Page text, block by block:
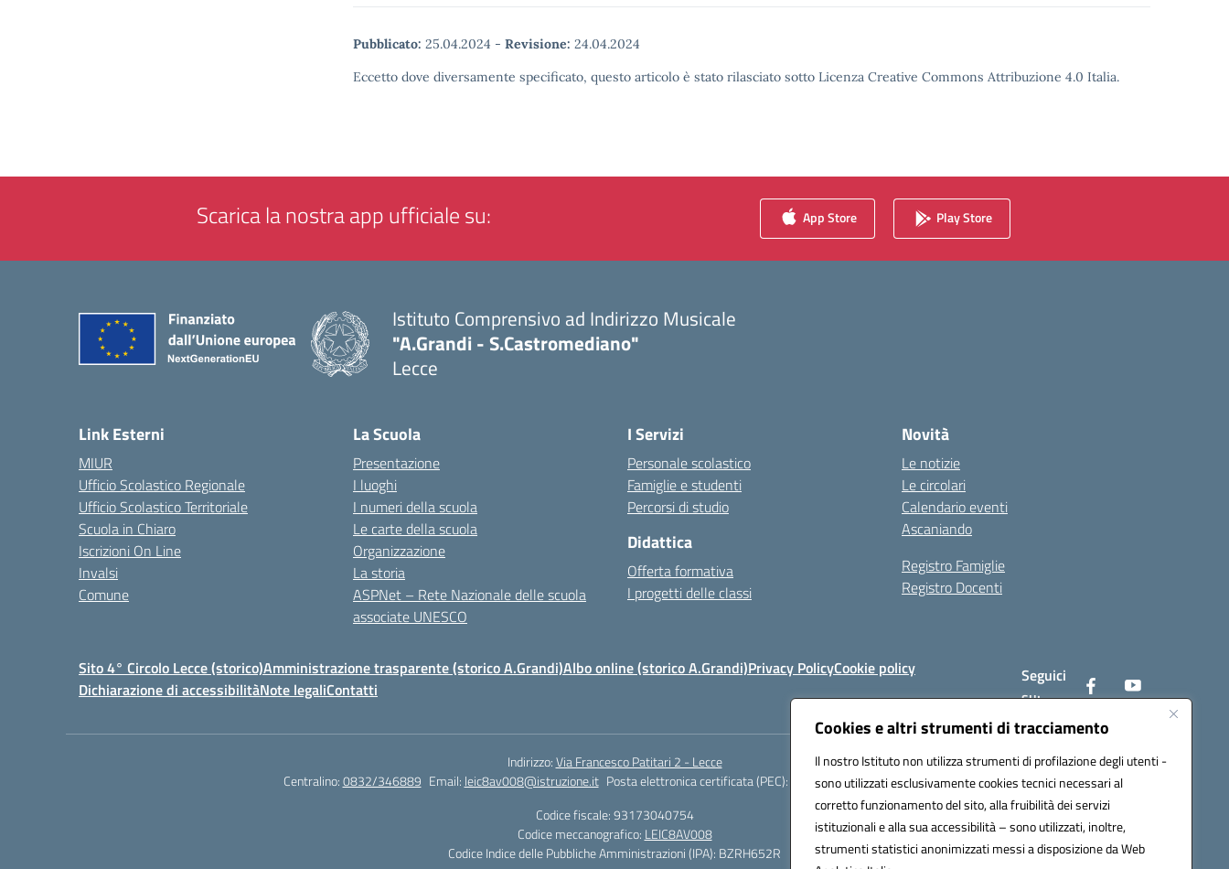
Cookies e altri strumenti di tracciamento
Il nostro Istituto non utilizza strumenti di profilazione degli utenti -
sono utilizzati esclusivamente cookies tecnici necessari al
corretto funzionamento del sito, alla fruibilità dei servizi
istituzionali e alla sua accessibilità – sono utilizzati, inoltre,
strumenti statistici anonimizzati messi a disposizione da Web
Pubblicato: 25.04.2024 - Revisione: 24.04.2024
Eccetto dove diversamente specificato, questo articolo è stato rilasciato sotto Licenza Creative Commons Attribuzione 4.0 Italia.
Scarica la nostra app ufficiale su: App Store Play Store
Istituto Comprensivo ad Indirizzo Musicale
"A.Grandi - S.Castromediano"
Lecce
Link Esterni
MIUR
Ufficio Scolastico Regionale
Ufficio Scolastico Territoriale
Scuola in Chiaro
Iscrizioni On Line
Invalsi
Comune
La Scuola
Presentazione
I luoghi
I numeri della scuola
Le carte della scuola
Organizzazione
La storia
ASPNet – Rete Nazionale delle scuola
associate UNESCO
I Servizi
Personale scolastico
Famiglie e studenti
Percorsi di studio
Didattica
Offerta formativa
I progetti delle classi
Novità
Le notizie
Le circolari
Calendario eventi
Ascaniando
Registro Famiglie
Registro Docenti
Sito 4° Circolo Lecce (storico)Amministrazione trasparente (storico A.Grandi)Albo online (storico A.Grandi)Privacy PolicyCookie policy
Dichiarazione di accessibilitàNote legaliContatti
Seguici
su:
Indirizzo:Via Francesco Patitari 2 - Lecce
Centralino:0832/346889 Email: leic8av008@istruzione.it Posta elettronica certificata (PEC):
leic8av008@pec.istruzione.it
Codice fiscale: 93173040754
Codice meccanografico: LEIC8AV008
Codice Indice delle Pubbliche Amministrazioni (IPA): BZRH652R